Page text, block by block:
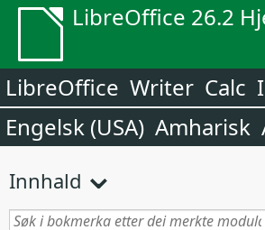
LibreOffice 26.2
LibreOffice Writer Calc
Engelsk (USA) Amharisk
Innhald